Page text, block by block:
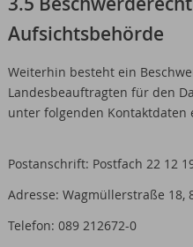
Aufsichtsbehörde
Weiterhin besteht ein
Landesbeauftragten für den
unter folgenden Kontaktdaten
Postanschrift: Postfach 22 12
Adresse: Wagmüllerstraße 18,
Telefon: 089 212672-0